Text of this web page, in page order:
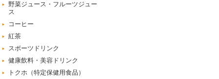
野菜ジュース・フルーツジュー
ス
コーヒー
紅茶
スポーツドリンク
健康飲料・美容ドリンク
トクホ（特定保健用食品）